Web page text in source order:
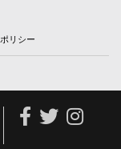
リシー